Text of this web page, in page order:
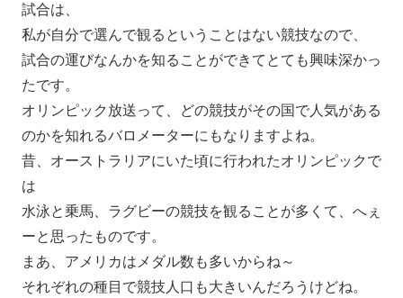
試合は、
私が自分で選んで観るということはない競技なので、
試合の運びなんかを知ることができてとても興味深かっ
たです。
オリンピック放送って、どの競技がその国で人気がある
のかを知れるバロメーターにもなりますよね。
昔、オーストラリアにいた頃に行われたオリンピックで
は
水泳と乗馬、ラグビーの競技を観ることが多くて、へぇ
ーと思ったものです。
まあ、アメリカはメダル数も多いからね～
それぞれの種目で競技人口も大きいんだろうけどね。